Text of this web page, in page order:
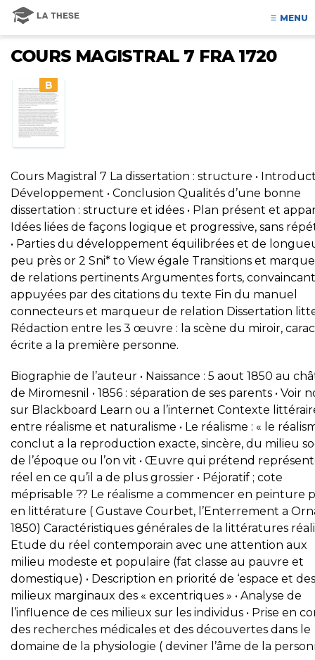
MENU
COURS MAGISTRAL 7 FRA 1720
B
Cours Magistral 7 La dissertation : structure •
Développement • Conclusion Qualités d’une bonne
dissertation : structure et idées • Plan présent et
Idées liées de façons logique et progressive, sans
• Parties du développement équilibrées et de
peu près or 2 Sni* to View égale Transitions et
de relations pertinents Argumentes forts,
appuyées par des citations du texte Fin du manuel
connecteurs et marqueur de relation Dissertation
Rédaction entre les 3 œuvre : la scène du miroir,
écrite a la première personne.
Biographie de l’auteur • Naissance : 5 aout 1850 au
de Miromesnil • 1856 : séparation de ses parents • Voir
sur Blackboard Learn ou a l’internet Contexte
entre réalisme et naturalisme • Le réalisme : « le
conclut a la reproduction exacte, sincère, du milieu
de l’époque ou l’on vit • Œuvre qui prétend
réel en ce qu’il a de plus grossier • Péjoratif ; cote
méprisable ?? Le réalisme a commencer en peinture
en littérature ( Gustave Courbet, l’Enterrement a
1850) Caractéristiques générales de la littératures
Etude du réel contemporain avec une attention aux
milieu modeste et populaire (fat classe au pauvre et
domestique) • Description en priorité de ‘espace et des
milieux marginaux des « excentriques » • Analyse de
l’influence de ces milieux sur les individus • Prise en
des recherches médicales et des découvertes dans le
domaine de la physiologie ( deviner l’âme de la